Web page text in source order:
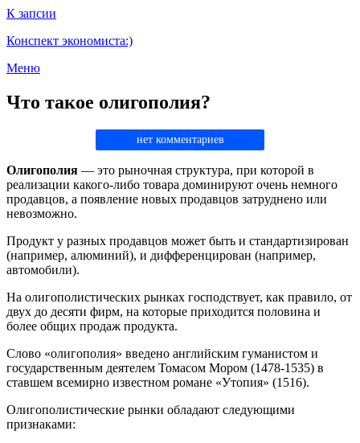
К запсии
Конспект экономиста:)
Меню
Что такое олигополия?
нет комментариев
Олигополия — это рыночная структура, при которой в
реализации какого-либо товара доминируют очень немного
продавцов, а появление новых продавцов затруднено или
невозможно.
Продукт у разных продавцов может быть и стандартизирован
(например, алюминий), и дифференцирован (например,
автомобили).
На олигополистических рынках господствует, как правило, от
двух до десяти фирм, на которые приходится половина и
более общих продаж продукта.
Слово «олигополия» введено английским гуманистом и
государственным деятелем Томасом Мором (1478-1535) в
ставшем всемирно известном романе «Утопия» (1516).
Олигополистические рынки обладают следующими
признаками: